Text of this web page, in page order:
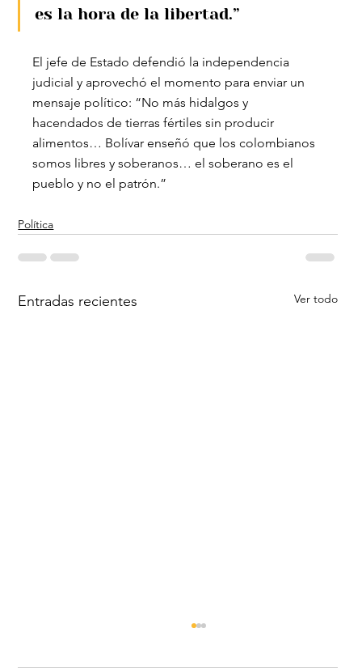
es la hora de la libertad.”
El jefe de Estado defendió la independencia
judicial y aprovechó el momento para enviar un
mensaje político: “No más hidalgos y
hacendados de tierras fértiles sin producir
alimentos… Bolívar enseñó que los colombianos
somos libres y soberanos… el soberano es el
pueblo y no el patrón.”
Política
Entradas recientes Ver todo